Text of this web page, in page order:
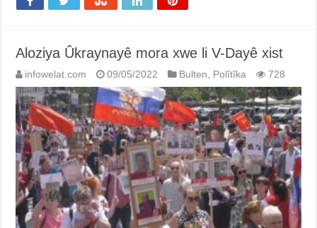
Aloziya Ûkraynayê mora xwe li V-Dayê xist
infowelat.com 09/05/2022 Bulten, Polîtîka 728